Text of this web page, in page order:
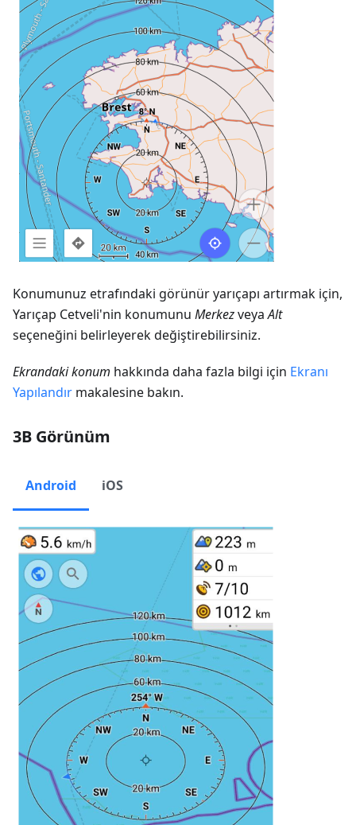
Konumunuz etrafındaki görünür yarıçapı artırmak için,
Yarıçap Cetveli'nin konumunu MerkezveyaAlt
seçeneğini belirleyerek değiştirebilirsiniz.
Ekrandaki konum hakkında daha fazla bilgi için Ekranı
Yapılandır makalesine bakın.
3B Görünüm
Android iOS